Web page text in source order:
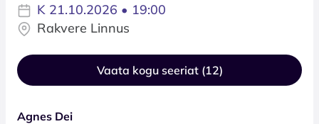
K 21.10.2026 • 19:00
Rakvere Linnus
Vaata kogu seeriat (12)
Agnes Dei